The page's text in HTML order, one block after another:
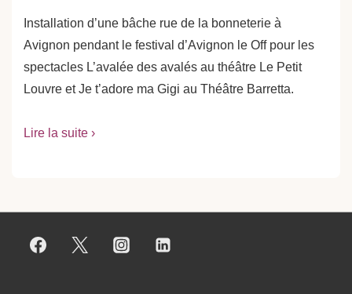
Installation d’une bâche rue de la bonneterie à
Avignon pendant le festival d’Avignon le Off pour les
spectacles L’avalée des avalés au théâtre Le Petit
Louvre et Je t’adore ma Gigi au Théâtre Barretta.
Lire la suite ›